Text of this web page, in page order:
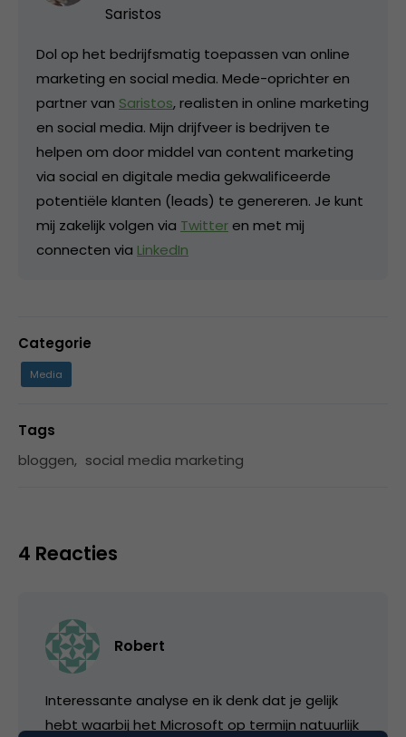
Saristos
Dol op het bedrijfsmatig toepassen van online
marketing en social media. Mede-oprichter en
partner van Saristos, realisten in online marketing
en social media. Mijn drijfveer is bedrijven te
helpen om door middel van content marketing
via social en digitale media gekwalificeerde
potentiële klanten (leads) te genereren. Je kunt
mij zakelijk volgen via Twitter en met mij
connecten via LinkedIn
Categorie
Media
Tags
bloggen, social media marketing
4 Reacties
Robert
Interessante analyse en ik denk dat je gelijk
hebt waarbij het Microsoft op termijn natuurlijk